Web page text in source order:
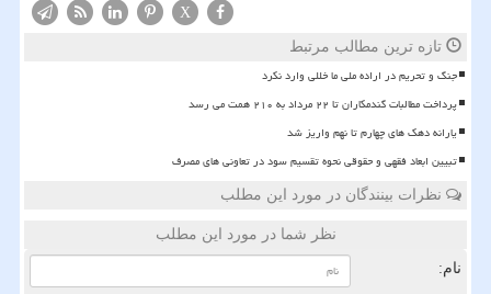
X
تازه ترین مطالب مرتبط
جنگ و تحریم در اراده ملی ما خللی وارد نکرد
پرداخت مطالبات گندمکاران تا ۲۲ مرداد به ۲۱۰ همت می رسد
یارانه دهک های چهارم تا نهم واریز شد
تبیین ابعاد فقهی و حقوقی نحوه تقسیم سود در تعاونی های مصرف
نظرات بینندگان در مورد این مطلب
نظر شما در مورد این مطلب
نام: